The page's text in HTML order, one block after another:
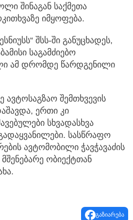
შინაგან საქმეთა
იმყოფება.
შსს-ში განუცხადეს,
საგამძიებო
ამ დრომდე წარდგენილი
ავტოსაგზაო შემთხვევის
ერთი კი
სხვადასხვა
სასწრაფო
ავტომობილი ჭავჭავაძის
ობიექტთან
გაზიარება